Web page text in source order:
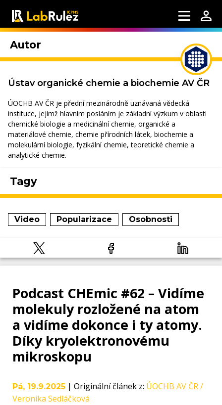
Autor
Ústav organické chemie a biochemie AV ČR
ÚOCHB AV ČR je přední mezinárodně uznávaná vědecká
instituce, jejímž hlavním posláním je základní výzkum v oblasti
chemické biologie a medicinální chemie, organické a
materiálové chemie, chemie přírodních látek, biochemie a
molekulární biologie, fyzikální chemie, teoretické chemie a
analytické chemie.
Tagy
Video Popularizace Osobnosti
Podcast CHEmic #62 – Vidíme
molekuly rozložené na atom
a vidíme dokonce i ty atomy.
Díky kryolektronovému
mikroskopu
Pá, 19.9.2025 | Originální článek z: ÚOCHB AV ČR /
Veronika Sedláčková